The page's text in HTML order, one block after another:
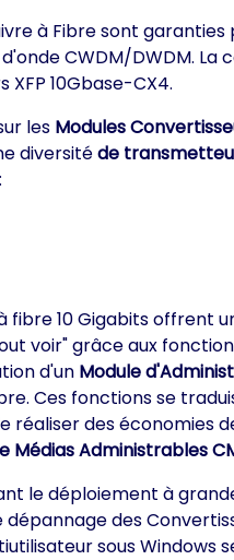
à Fibre sont
CWDM/DWDM.
10Gbase-CX4.
les Modules
diversitéde
fibre 10 Gigabits offrent
voir" grâce aux
d'un Module
Ces fonctions se
des économies
Médias Administrables
le déploiement à
dépannage des
sous Windows